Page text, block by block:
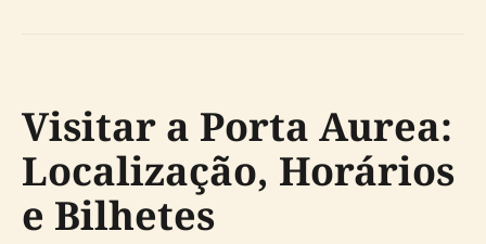
Visitar a Porta Aurea:
Localização, Horários
e Bilhetes